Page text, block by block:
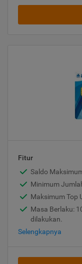
Fitur
Saldo
Minimum
Maksimum Top
Masa Berlaku:
dilakukan.
Selengkapnya